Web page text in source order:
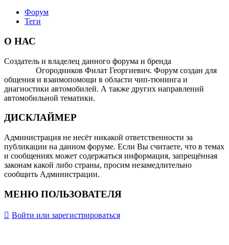
Форум
Теги
О НАС
Создатель и владелец данного форума и бренда
Огородников Филат Георгиевич. Форум создан для
общения и взаимопомощи в области чип-тюнинга и
диагностики автомобилей. А также других направлений
автомобильной тематики.
ДИСКЛАЙМЕР
Администрация не несёт никакой ответственности за
публикации на данном форуме. Если Вы считаете, что в темах
и сообщениях может содержаться информация, запрещённая
законам какой либо страны, просим незамедлительно
сообщить Администрации.
МЕНЮ ПОЛЬЗОВАТЕЛЯ
Войти или зарегистрироваться